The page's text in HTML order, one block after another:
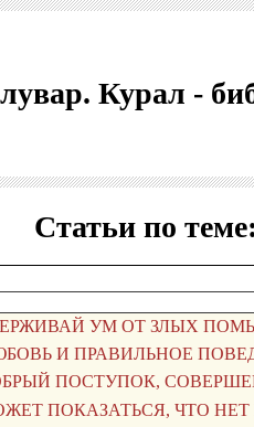
Курал -
Статьи по